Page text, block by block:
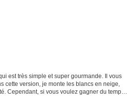
est très simple et super gourmande. Il vous
cette version, je monte les blancs en neige,
Cependant, si vous voulez gagner du temps,